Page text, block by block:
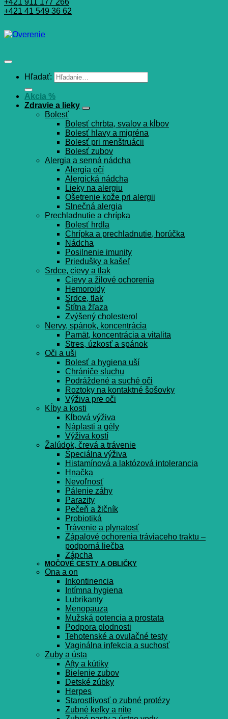
+421 911 177 266
+421 41 549 36 62
Hľadať:
Akcia %
Zdravie a lieky
Bolesť
Bolesť chrbta, svalov a kĺbov
Bolesť hlavy a migréna
Bolesť pri menštruácii
Bolesť zubov
Alergia a senná nádcha
Alergia očí
Alergická nádcha
Lieky na alergiu
Ošetrenie kože pri alergii
Slnečná alergia
Prechladnutie a chrípka
Bolesť hrdla
Chrípka a prechladnutie, horúčka
Nádcha
Posilnenie imunity
Priedušky a kašeľ
Srdce, cievy a tlak
Cievy a žilové ochorenia
Hemoroidy
Srdce, tlak
Štítna žľaza
Zvýšený cholesterol
Nervy, spánok, koncentrácia
Pamät, koncentrácia a vitalita
Stres, úzkosť a spánok
Oči a uši
Bolesť a hygiena uší
Chrániče sluchu
Podráždené a suché oči
Roztoky na kontaktné šošovky
Výživa pre oči
Kĺby a kosti
Kĺbová výživa
Náplasti a gély
Výživa kostí
Žalúdok, črevá a trávenie
Špeciálna výživa
Histamínová a laktózová intolerancia
Hnačka
Nevoľnosť
Pálenie záhy
Parazity
Pečeň a žlčník
Probiotiká
Trávenie a plynatosť
Zápalové ochorenia tráviaceho traktu –
podporná liečba
Zápcha
MOČOVÉ CESTY A OBLIČKY
Ona a on
Inkontinencia
Intímna hygiena
Lubrikanty
Menopauza
Mužská potencia a prostata
Podpora plodnosti
Tehotenské a ovulačné testy
Vaginálna infekcia a suchosť
Zuby a ústa
Afty a kútiky
Bielenie zubov
Detské zúbky
Herpes
Starostlivosť o zubné protézy
Zubné kefky a nite